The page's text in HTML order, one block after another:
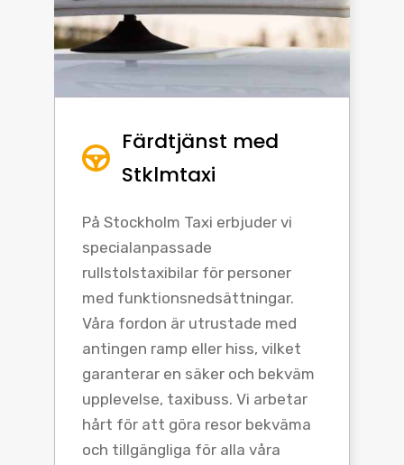
Färdtjänst med
Stklmtaxi
På Stockholm Taxi erbjuder vi
specialanpassade
rullstolstaxibilar för personer
med funktionsnedsättningar.
Våra fordon är utrustade med
antingen ramp eller hiss, vilket
garanterar en säker och bekväm
upplevelse, taxibuss. Vi arbetar
hårt för att göra resor bekväma
och tillgängliga för alla våra